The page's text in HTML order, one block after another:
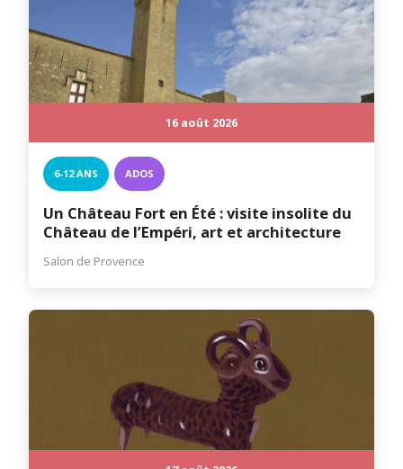
16 août 2026
6-12 ANS ADOS
Un Château Fort en Été : visite insolite du
Château de l’Empéri, art et architecture
Salon de Provence